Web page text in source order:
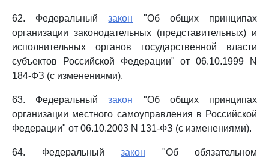
62. Федеральныйзакон "Об общих принципах
организации законодательных (представительных) и
исполнительных органов государственной власти
субъектов Российской Федерации" от 06.10.1999 N
184-ФЗ (с изменениями).
63. Федеральныйзакон "Об общих принципах
организации местного самоуправления в Российской
Федерации" от 06.10.2003 N 131-ФЗ (с изменениями).
64. Федеральный закон "Об обязательном